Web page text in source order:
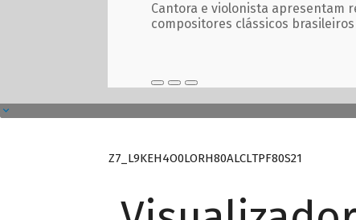
Cantora e violonista apresentam
compositores clássicos brasileiros
Z7_L9KEH4O0LORH80ALCLTPF80S21